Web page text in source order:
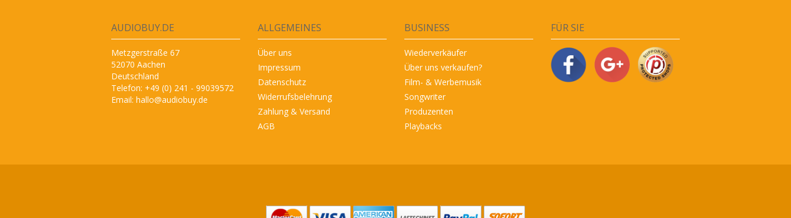
AUDIOBUY.DE
Metzgerstraße 67
52070 Aachen
Deutschland
Telefon: +49 (0) 241 - 99039572
Email: hallo@audiobuy.de
ALLGEMEINES
Über uns
Impressum
Datenschutz
Widerrufsbelehrung
Zahlung & Versand
AGB
BUSINESS
Wiederverkäufer
Über uns verkaufen?
Film- & Werbemusik
Songwriter
Produzenten
Playbacks
FÜR SIE